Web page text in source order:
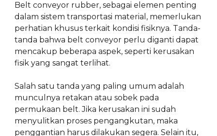
Belt conveyor rubber, sebagai elemen penting
dalam sistem transportasi material, memerlukan
perhatian khusus terkait kondisi fisiknya. Tanda-
tanda bahwa belt conveyor perlu diganti dapat
mencakup beberapa aspek, seperti kerusakan
fisik yang sangat terlihat.
Salah satu tanda yang paling umum adalah
munculnya retakan atau sobek pada
permukaan belt. Jika kerusakan ini sudah
menyulitkan proses pengangkutan, maka
penggantian harus dilakukan segera. Selain itu,